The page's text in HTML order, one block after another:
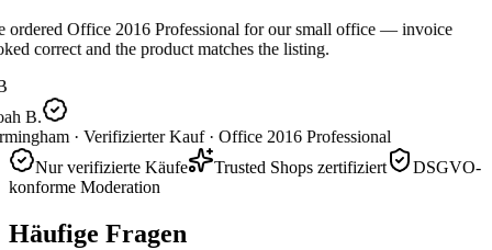
ordered Office 2016 Professional for our small office — invoice
correct and the product matches the listing.
B.
· Verifizierter Kauf · Office 2016 Professional
Nur verifizierte Käufe
Trusted Shops zertifiziert
DSGVO-
konforme Moderation
Häufige Fragen